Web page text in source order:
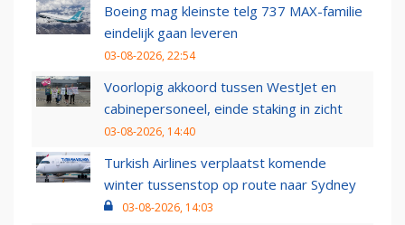
Boeing mag kleinste telg 737 MAX-familie
eindelijk gaan leveren
03-08-2026, 22:54
Voorlopig akkoord tussen WestJet en
cabinepersoneel, einde staking in zicht
03-08-2026, 14:40
Turkish Airlines verplaatst komende
winter tussenstop op route naar Sydney
03-08-2026, 14:03